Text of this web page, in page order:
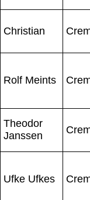
Christian
Rolf Meints
Theodor
Janssen
Ufke Ufkes